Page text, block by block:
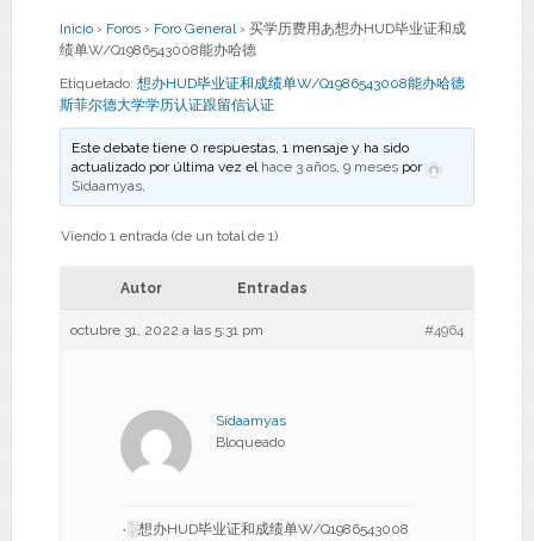
Inicio › Foros › Foro General › 买学历费用あ想办HUD毕业证和成
绩单W/Q1986543008能办哈德
Etiquetado: 想办HUD毕业证和成绩单W/Q1986543008能办哈德
斯菲尔德大学学历认证跟留信认证
Este debate tiene 0 respuestas, 1 mensaje y ha sido
actualizado por última vez el hace 3 años, 9 meses por
Sidaamyas.
Viendo 1 entrada (de un total de 1)
Autor Entradas
octubre 31, 2022 a las 5:31 pm #4964
Sidaamyas
Bloqueado
۰░想办HUD毕业证和成绩单W/Q1986543008